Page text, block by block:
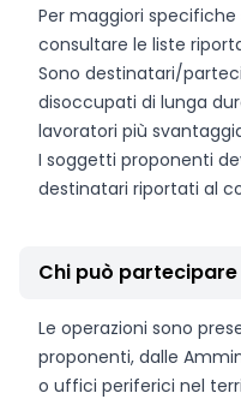
Per maggiori
consultare le liste
Sono destinatari/
disoccupati di lunga
lavoratori più
I soggetti proponenti
destinatari riportati al
Chi può partecipare
Le operazioni sono
proponenti, dalle
o uffici periferici nel